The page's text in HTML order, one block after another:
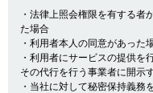
・法律上照会権限を有する者
た場合
・利用者本人の同意があった
・利用者にサービスの提供を
その代行を行う事業者に開示
・当社に対して秘密保持義務